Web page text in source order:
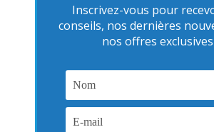
Inscrivez-vous pour
conseils, nos dernières
nos offres exclusives